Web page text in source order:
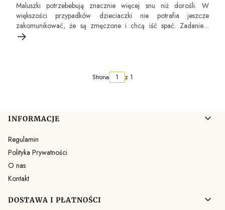
Maluszki potrzebebują znacznie więcej snu niż dorośli. W
większości przypadków dzieciaczki nie potrafia jeszcze
zakomunikować, że są zmęczone i chcą iść spać. Zadaniem
rodzica jest wyłapanie odpowiednich sygnałów, które świadczą o
Strona z 1
Linki w stopce
INFORMACJE
Regulamin
Polityka Prywatności
O nas
Kontakt
DOSTAWA I PŁATNOŚCI